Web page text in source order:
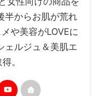
半からお肌が荒れ
や美容がLOVEに
ェルジュ＆美肌エ
。